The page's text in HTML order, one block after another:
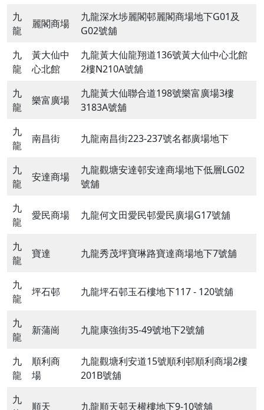
九
龍
麗閣商場
九龍深水埗麗閣邨麗閣商場地下G01及
G02號舖
九
龍
黃大仙中
心北館
九龍黃大仙龍翔道136號黃大仙中心北館
2樓N210A號舖
九
龍
樂富廣場
九龍黃大仙聯合道198號樂富廣場3樓
3183A號舖
九
龍
南昌街 九龍南昌街223-237號名都廣場地下
九
龍
安達商場
九龍觀塘安達邨安達商場地下低層LG02
號舖
九
龍
愛民商場 九龍何文田愛民邨愛民廣場G17號舖
九
龍
寶達 九龍秀茂坪寶琳路寶達商場地下7號舖
九
龍
坪石邨 九龍坪石邨玉石樓地下117 - 120號舖
九
龍
新蒲崗 九龍康強街35-49號地下2號舖
九
龍
順利商
場
九龍觀塘利安道15號順利邨順利商場2樓
201B號舖
九
順天 九龍順天邨天權樓地下9-10號舖